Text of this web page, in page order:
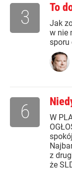
To
Jak
w nie
sporu
3
W
z
że
6